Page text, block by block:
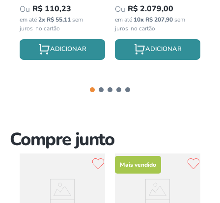
R$ 110,23
em até2x R$55,11sem
juros
R$2.079,00
em até 10x R$207,90sem
juros
Compre junto
Mais vendido